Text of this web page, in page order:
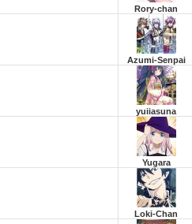
Rory-chan
Azumi-Senpai
yuiiasuna
Yugara
Loki-Chan